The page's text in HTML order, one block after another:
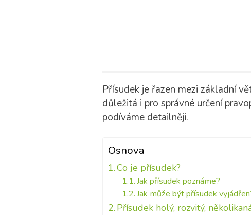
Přísudek je řazen mezi základní
důležitá i pro správné určení
podíváme detailněji.
Osnova
Co je přísudek?
Jak přísudek poznáme?
Jak může být přísudek
Přísudek holý, rozvitý,